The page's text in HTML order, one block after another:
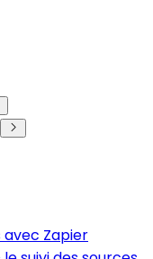
Zapier